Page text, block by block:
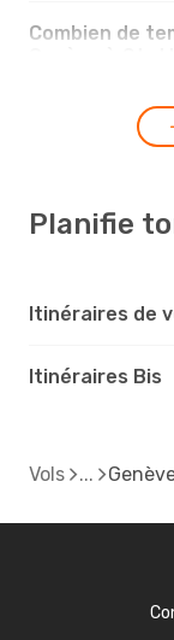
Combien de
Planifie
Itinéraires de
Itinéraires Bis
Vols